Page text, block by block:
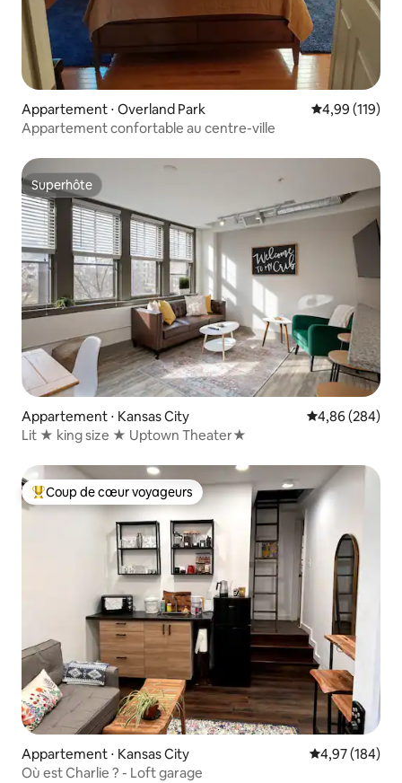
Appartement ⋅ Overland Park Évaluation
4,99 (119)
Appartement confortable au centre-ville
Superhôte
Superhôte
Appartement ⋅ Kansas City Évaluation
4,86 (284)
Lit ★ king size ★ Uptown Theater★
Coups de cœur voyageurs les plus appréciés
Coup de cœur voyageurs
Appartement ⋅ Kansas City Évaluation
4,97 (184)
Où est Charlie ? - Loft garage